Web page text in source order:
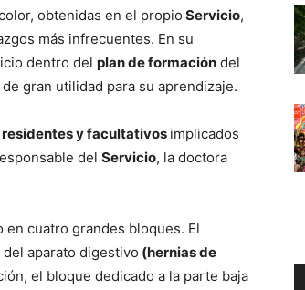
obtenidas en el propio Servicio,
más infrecuentes. En su
dentro del plan de formación del
gran utilidad para su aprendizaje.
y facultativos implicados
del Servicio, la doctora
en cuatro grandes bloques. El
aparato digestivo (hernias de
el bloque dedicado a la parte baja